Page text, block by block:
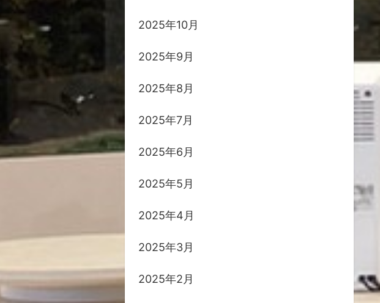
2025年10月
2025年9月
2025年8月
2025年7月
2025年6月
2025年5月
2025年4月
2025年3月
2025年2月